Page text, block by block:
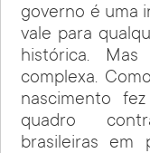
governo é uma
vale para
histórica.
complexa.
nascimento
quadro
brasileiras em